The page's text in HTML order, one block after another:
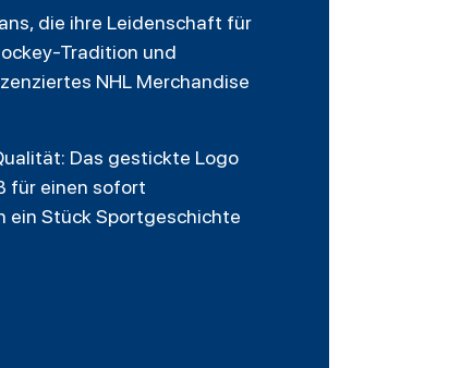
die ihre Leidenschaft für
Tradition und
NHL Merchandise
Das gestickte Logo
für einen sofort
ein Stück Sportgeschichte